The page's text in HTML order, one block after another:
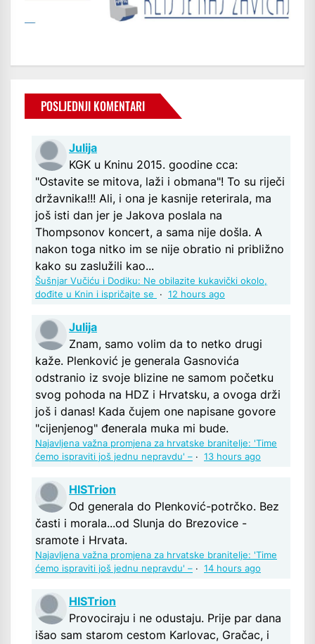
POSLJEDNJI KOMENTARI
Julija
KGK u Kninu 2015. goodine cca:
"Ostavite se mitova, laži i obmana"! To su riječi
državnika!!! Ali, i ona je kasnije reterirala, ma
još isti dan jer je Jakova poslala na
Thompsonov koncert, a sama nije došla. A
nakon toga nitko im se nije obratio ni približno
kako su zaslužili kao...
Šušnjar Vučiću i Dodiku: Ne obilazite kukavički okolo,
dođite u Knin i ispričajte se
· 12 hours ago
Julija
Znam, samo volim da to netko drugi
kaže. Plenković je generala Gasnovića
odstranio iz svoje blizine ne samom početku
svog pohoda na HDZ i Hrvatsku, a ovoga drži
još i danas! Kada čujem one napisane govore
"cijenjenog" đenerala muka mi bude.
Najavljena važna promjena za hrvatske branitelje: 'Time
ćemo ispraviti još jednu nepravdu' – · 13 hours ago
HISTrion
Od generala do Plenković-potrčko. Bez
časti i morala...od Slunja do Brezovice -
sramote i Hrvata.
Najavljena važna promjena za hrvatske branitelje: 'Time
ćemo ispraviti još jednu nepravdu' – · 14 hours ago
HISTrion
Provociraju i ne odustaju. Prije par dana
išao sam starom cestom Karlovac, Gračac, i